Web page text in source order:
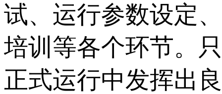
试、运行参数设定
培训等各个环节。
正式运行中发挥出